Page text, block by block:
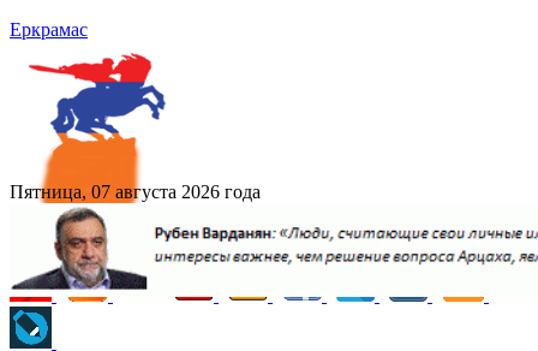
Еркрамас
Пятница, 07 августа 2026 года